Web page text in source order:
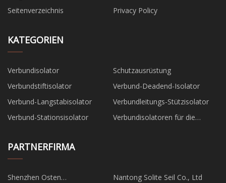
Seitenverzeichnis
Privacy Policy
KATEGORIEN
Verbundisolator
Schutzausrüstung
Verbundstiftisolator
Verbund-Deadend-Isolator
Verbund-Langstabisolator
Verbundleitungs-Stützisolator
Verbund-Stationsisolator
Verbundisolatoren für die
PARTNERFIRMA
Shenzhen Osten
Nantong Solite Seil Co., Ltd